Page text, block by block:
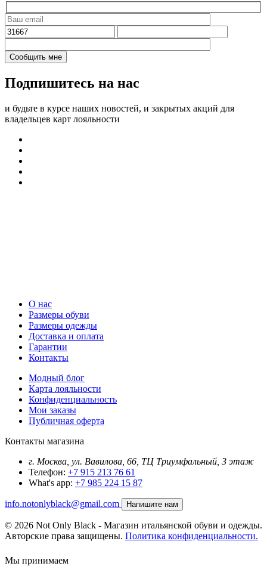
Подпишитесь на нас
и будьте в курсе наших новостей, и закрытых акций для
владельцев карт лояльности
О нас
Размеры обуви
Размеры одежды
Доставка и оплата
Гарантии
Контакты
Модный блог
Карта лояльности
Конфиденциальность
Мои заказы
Публичная оферта
Контакты магазина
г. Москва, ул. Вавилова, 66, ТЦ Триумфальный, 3 этаж
Телефон: +7 915 213 76 61
What's app: +7 985 224 15 87
info.notonlyblack@gmail.com Напишите нам
© 2026 Not Only Black - Магазин итальянской обуви и одежды.
Авторские права защищены. Политика конфиденциальности.
Мы принимаем